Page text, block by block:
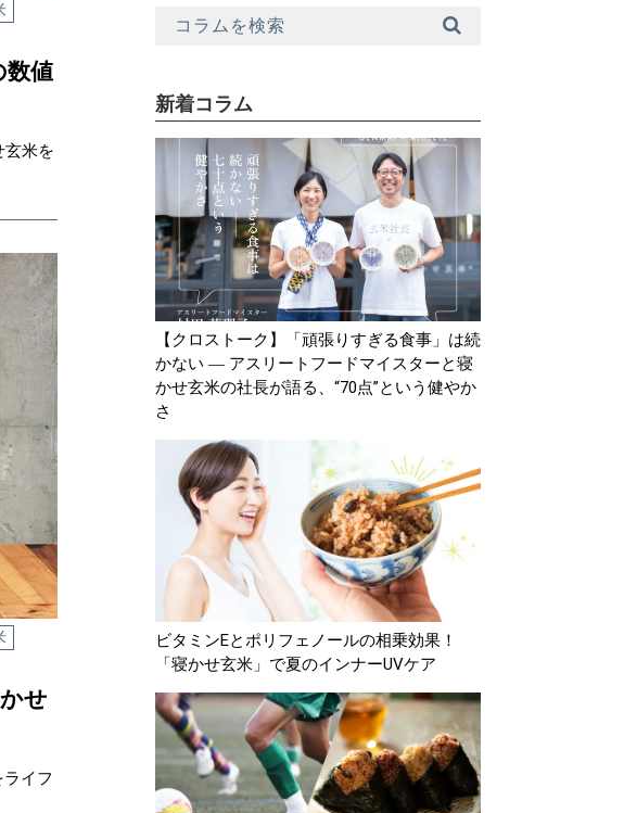
数値
玄米を
せ
イフ
新着コラム
【クロストーク】「頑張りすぎる食事」は続
かない ― アスリートフードマイスターと寝
かせ玄米の社長が語る、“70点”という健やか
さ
ビタミンEとポリフェノールの相乗効果！
「寝かせ玄米」で夏のインナーUVケア